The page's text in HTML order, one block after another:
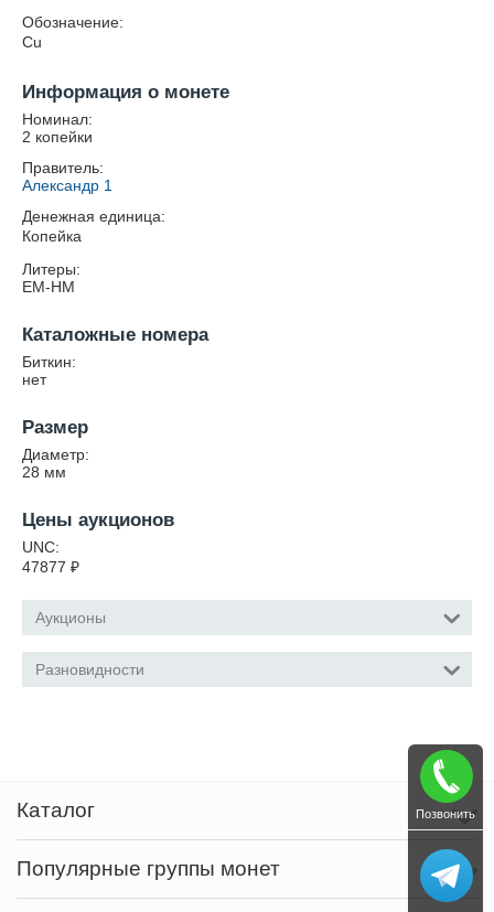
Обозначение:
Cu
Информация о монете
Номинал:
2 копейки
Правитель:
Александр 1
Денежная единица:
Копейка
Литеры:
ЕМ-НМ
Каталожные номера
Биткин:
нет
Размер
Диаметр:
28 мм
Цены аукционов
UNC:
47877 ₽
Аукционы
Разновидности
Каталог
Популярные группы монет
Позвонить